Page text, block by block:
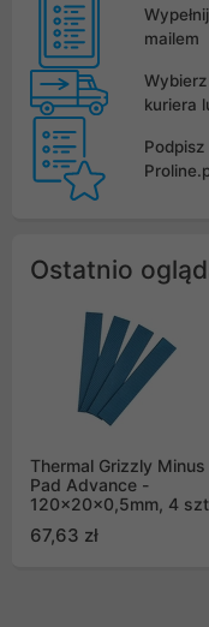
mailem
kuriera
Ostatnio
Thermal Grizzly Minus
Pad Advance -
120x20x0,5mm, 4 szt
67,63 zł